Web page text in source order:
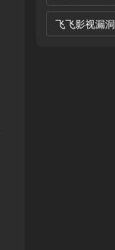
飞飞影视漏洞